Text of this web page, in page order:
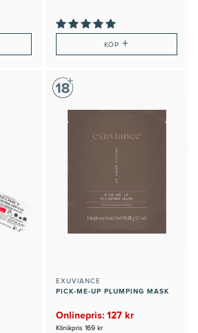
KÖP +
EXUVIANCE
PICK-ME-UP PLUMPING MASK
Onlinepris: 127 kr
Klinikpris 169 kr